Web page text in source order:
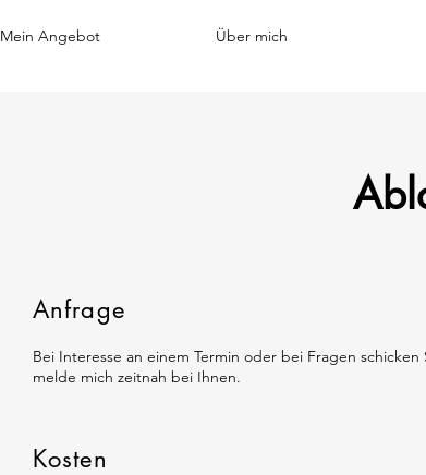
Mein Angebot Über mich
Anfrage
Bei Interesse an einem Termin oder bei Fragen
melde mich zeitnah bei Ihnen.
Kosten